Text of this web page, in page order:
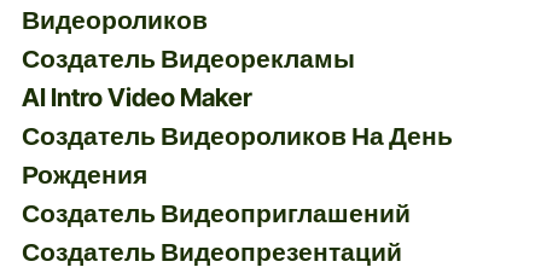
Видеороликов
Создатель Видеорекламы
AI Intro Video Maker
Создатель Видеороликов На День
Рождения
Создатель Видеоприглашений
Создатель Видеопрезентаций